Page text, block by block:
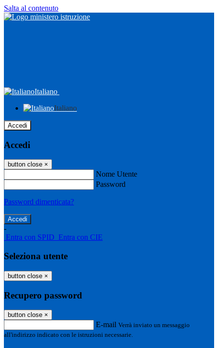
Salta al contenuto
Italiano
Italiano
Accedi
Accedi
button close ×
Nome Utente
Password
Password dimenticata?
-
Entra con SPID Entra con CIE
Seleziona utente
button close ×
Recupero password
button close ×
E-mail Verrà inviato un messaggio
all'indirizzo indicato con le istruzioni necessarie.